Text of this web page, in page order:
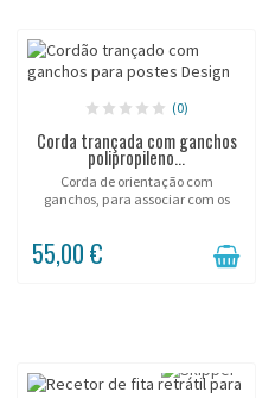
(0)
Corda trançada com ganchos
polipropileno...
Corda de orientação com
ganchos, para associar com os
55,00 €